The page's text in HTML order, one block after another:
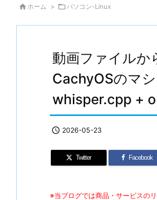
 ホーム > パソコン-Linux
動画ファイルか
CachyOSのマ
whisper.cpp +
 2026-05-23
Twitter Facebook
※当ブログでは商品・サービスの